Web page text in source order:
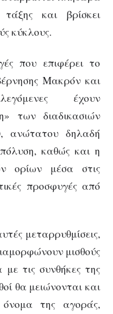
και βρίσκει
κύκλους.
που επιφέρει το
Μακρόν και
έχουν
των διαδικασιών
ανώτατου δηλαδή
καθώς και η
ορίων μέσα στις
προσφυγές από
μεταρρυθμίσεις,
μισθούς
τις συνθήκες της
θα μειώνονται και
της αγοράς,